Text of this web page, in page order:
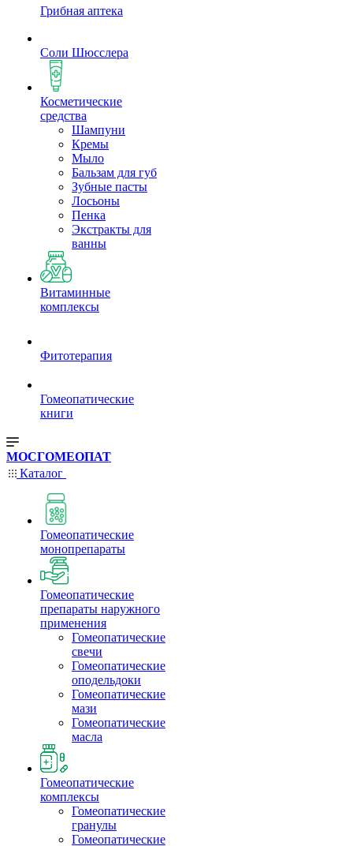
Грибная аптека
Соли Шюсслера
Косметические
средства
Шампуни
Кремы
Мыло
Бальзам для губ
Зубные пасты
Лосьоны
Пенка
Экстракты для
ванны
Витаминные
комплексы
Фитотерапия
Гомеопатические
книги
МОСГОМЕОПАТ
Каталог
Гомеопатические
монопрепараты
Гомеопатические
препараты наружного
применения
Гомеопатические
свечи
Гомеопатические
оподельдоки
Гомеопатические
мази
Гомеопатические
масла
Гомеопатические
комплексы
Гомеопатические
гранулы
Гомеопатические